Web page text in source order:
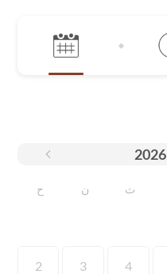
2026
ح ن ث
2 3 4